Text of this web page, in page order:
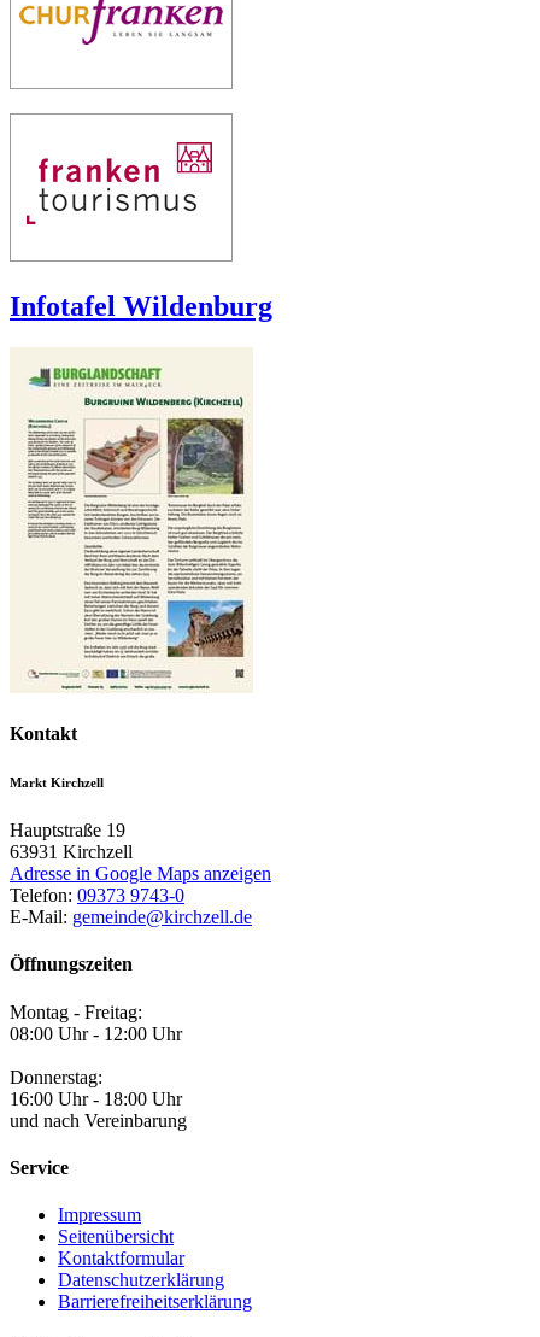
Infotafel Wildenburg
Kontakt
Markt Kirchzell
Hauptstraße 19
63931 Kirchzell
Adresse in Google Maps anzeigen
Telefon: 09373 9743-0
E-Mail: gemeinde@kirchzell.de
Öffnungszeiten
Montag - Freitag:
08:00 Uhr - 12:00 Uhr
Donnerstag:
16:00 Uhr - 18:00 Uhr
und nach Vereinbarung
Service
Impressum
Seitenübersicht
Kontaktformular
Datenschutzerklärung
Barrierefreiheitserklärung